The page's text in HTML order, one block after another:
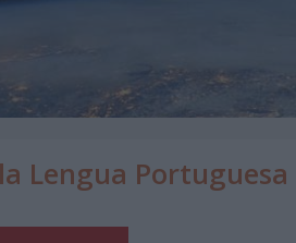
Lengua Portuguesa